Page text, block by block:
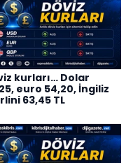
kurları… Dolar
euro 54,20, İngiliz
63,45 TL